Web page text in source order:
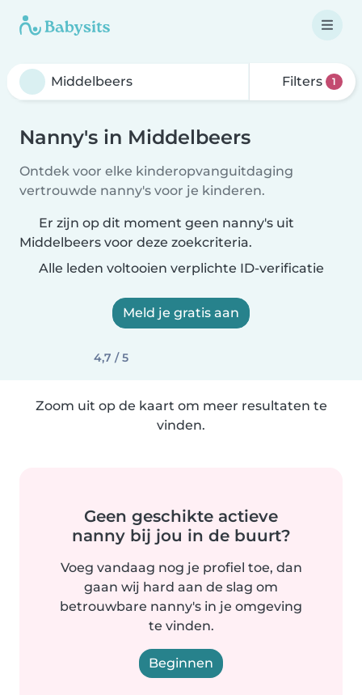
Filters 1
Nanny's in Middelbeers
Ontdek voor elke kinderopvanguitdaging
vertrouwde nanny's voor je kinderen.
Er zijn op dit moment geen nanny's uit
Middelbeers voor deze zoekcriteria.
Alle leden voltooien verplichte ID-verificatie
Meld je gratis aan
4,7 / 5
Zoom uit op de kaart om meer resultaten te
vinden.
Geen geschikte actieve
nanny bij jou in de buurt?
Voeg vandaag nog je profiel toe, dan
gaan wij hard aan de slag om
betrouwbare nanny's in je omgeving
te vinden.
Beginnen